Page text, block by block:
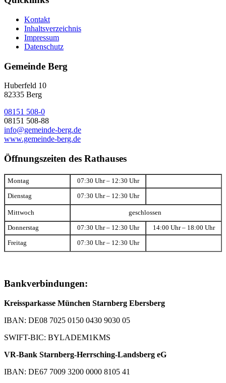
Kontakt
Inhaltsverzeichnis
Impressum
Datenschutz
Gemeinde Berg
Huberfeld 10
82335 Berg
08151 508-0
08151 508-88
info@gemeinde-berg.de
www.gemeinde-berg.de
Öffnungszeiten des Rathauses
Montag 07:30 Uhr – 12:30 Uhr
Dienstag 07:30 Uhr – 12:30 Uhr
Mittwoch geschlossen
Donnerstag 07:30 Uhr – 12:30 Uhr 14:00 Uhr – 18:00 Uhr
Freitag 07:30 Uhr – 12:30 Uhr
Bankverbindungen:
Kreissparkasse München Starnberg Ebersberg
IBAN: DE08 7025 0150 0430 9030 05
SWIFT-BIC: BYLADEM1KMS
VR-Bank Starnberg-Herrsching-Landsberg eG
IBAN: DE67 7009 3200 0000 8105 41